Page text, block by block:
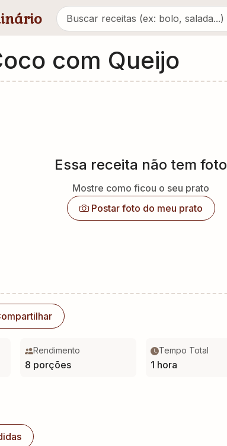
com Queijo
Essa receita não tem foto
Mostre como ficou o seu prato
Postar foto do meu prato
Rendimento
8 porções
Tempo Total
1 hora